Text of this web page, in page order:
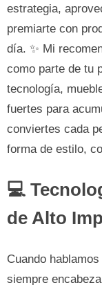
estrategia,
premiarte con
día. ✨ Mi
como parte de tu
tecnología,
fuertes para
conviertes cada
forma de estilo,
💻
de Alto
Cuando
siempre